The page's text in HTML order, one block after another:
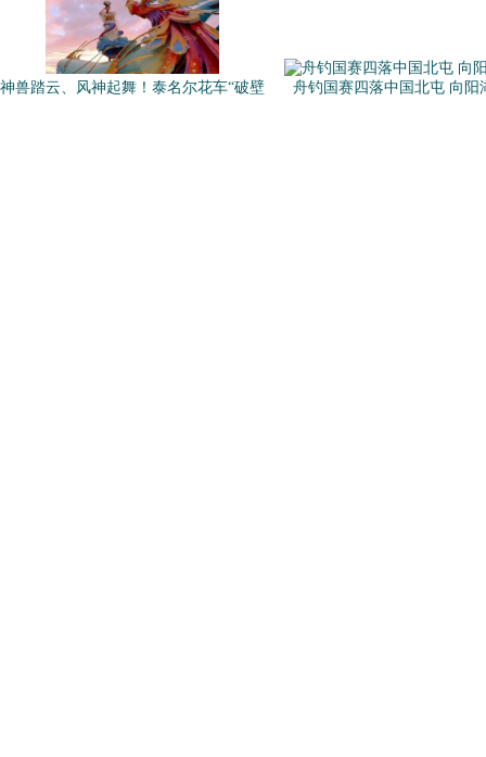
神兽踏云、风神起舞！泰名尔花车“破壁 舟钓国赛四落中国北屯 向阳